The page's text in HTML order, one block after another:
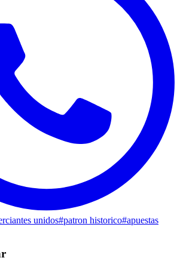
unidos#patron historico#apuestas